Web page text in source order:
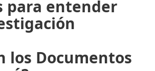
para entender
los Documentos